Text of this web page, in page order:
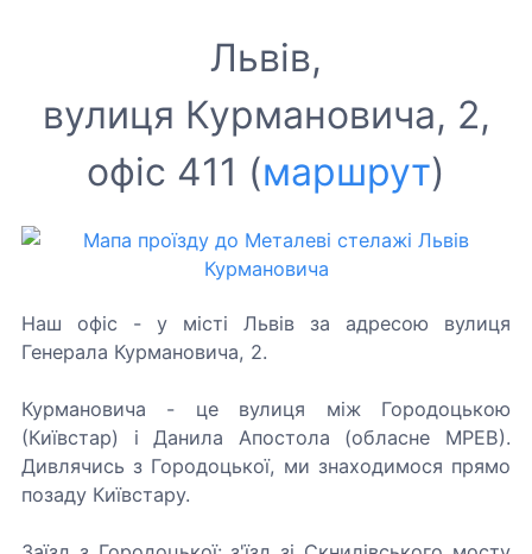
Львів,
вулиця Курмановича, 2,
офіс 411 (маршрут)
Наш офіс - у місті Львів за адресою вулиця
Генерала Курмановича, 2.
Курмановича - це вулиця між Городоцькою
(Київстар) і Данила Апостола (обласне МРЕВ).
Дивлячись з Городоцької, ми знаходимося прямо
позаду Київстару.